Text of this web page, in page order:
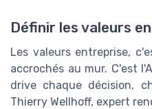
Définir les valeurs
Les valeurs entreprise,
accrochés au mur. C'est
drive chaque décision,
Thierry Wellhoff, expert